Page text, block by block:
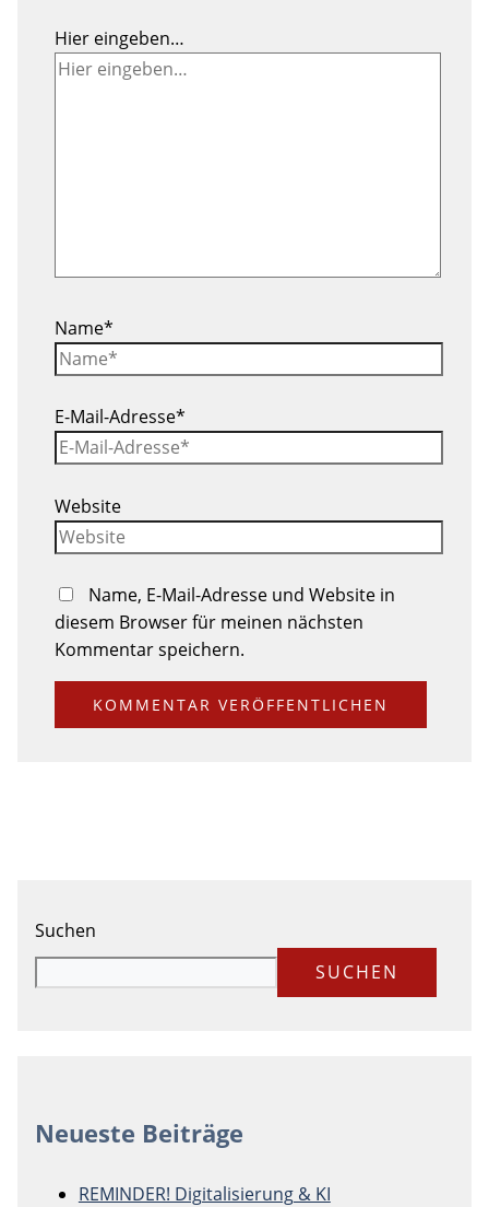
Hier eingeben…
Name*
E-Mail-Adresse*
Website
Name, E-Mail-Adresse und Website in
diesem Browser für meinen nächsten
Kommentar speichern.
Suchen
SUCHEN
Neueste Beiträge
REMINDER! Digitalisierung & KI